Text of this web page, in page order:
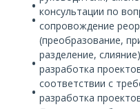
консультации по
сопровождение
(преобразование,
разделение,
разработка
соответствии с
разработка